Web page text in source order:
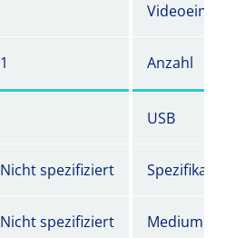
1 Anzahl
USB
Nicht spezifiziert
Nicht spezifiziert Medium